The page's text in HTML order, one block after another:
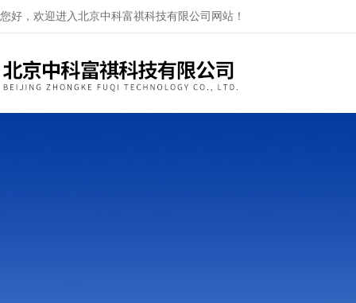
您好，欢迎进入北京中科富祺科技有限公司网站！